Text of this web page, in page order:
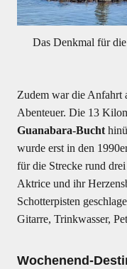
Das Denkmal für
Zudem war die Anfahrt
Abenteuer. Die 13
Guanabara-Bucht
wurde erst in den
für die Strecke rund
Aktrice und ihr
Schotterpisten
Gitarre, Trinkwasser,
Wochenend-